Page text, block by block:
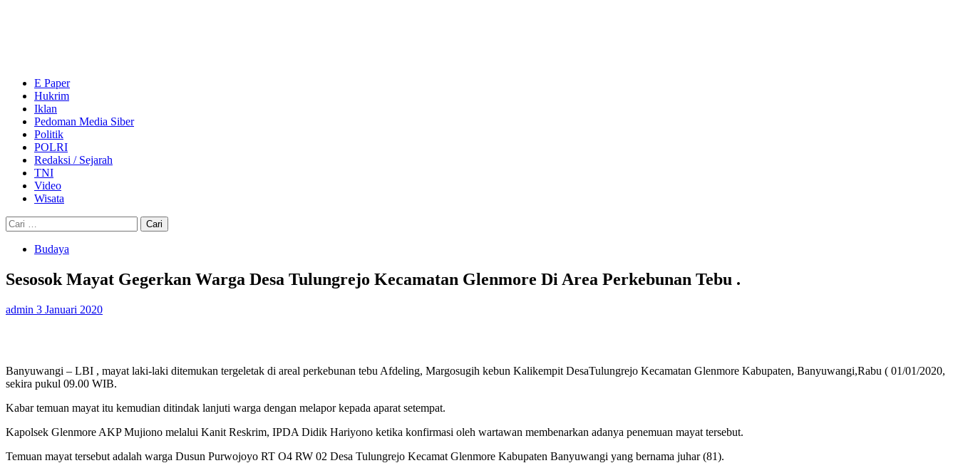
E Paper
Hukrim
Iklan
Pedoman Media Siber
Politik
POLRI
Redaksi / Sejarah
TNI
Video
Wisata
Cari
untuk:
Budaya
Sesosok Mayat Gegerkan Warga Desa Tulungrejo Kecamatan Glenmore Di Area Perkebunan Tebu .
admin 3 Januari 2020
Banyuwangi – LBI , mayat laki-laki ditemukan tergeletak di areal perkebunan tebu Afdeling, Margosugih kebun Kalikempit DesaTulungrejo Kecamatan Glenmore Kabupaten, Banyuwangi,Rabu ( 01/01/2020,
sekira pukul 09.00 WIB.
Kabar temuan mayat itu kemudian ditindak lanjuti warga dengan melapor kepada aparat setempat.
Kapolsek Glenmore AKP Mujiono melalui Kanit Reskrim, IPDA Didik Hariyono ketika konfirmasi oleh wartawan membenarkan adanya penemuan mayat tersebut.
Temuan mayat tersebut adalah warga Dusun Purwojoyo RT O4 RW 02 Desa Tulungrejo Kecamat Glenmore Kabupaten Banyuwangi yang bernama juhar (81).